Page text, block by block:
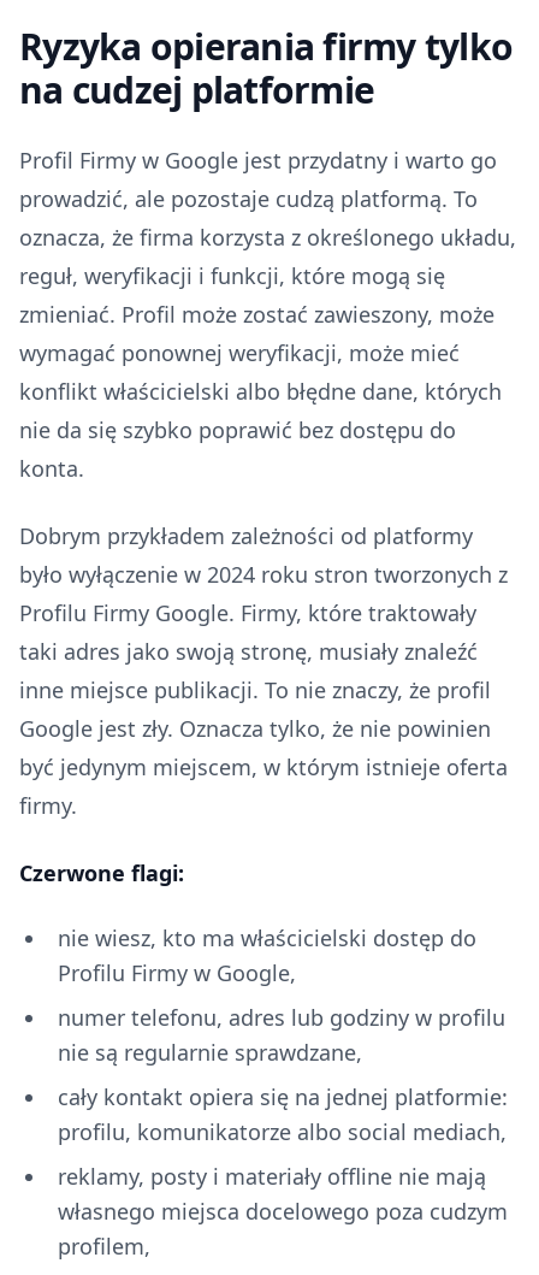
Ryzyka opierania firmy tylko
na cudzej platformie
Profil Firmy w Google jest przydatny i warto go
prowadzić, ale pozostaje cudzą platformą. To
oznacza, że firma korzysta z określonego układu,
reguł, weryfikacji i funkcji, które mogą się
zmieniać. Profil może zostać zawieszony, może
wymagać ponownej weryfikacji, może mieć
konflikt właścicielski albo błędne dane, których
nie da się szybko poprawić bez dostępu do
konta.
Dobrym przykładem zależności od platformy
było wyłączenie w 2024 roku stron tworzonych z
Profilu Firmy Google. Firmy, które traktowały
taki adres jako swoją stronę, musiały znaleźć
inne miejsce publikacji. To nie znaczy, że profil
Google jest zły. Oznacza tylko, że nie powinien
być jedynym miejscem, w którym istnieje oferta
firmy.
Czerwone flagi:
nie wiesz, kto ma właścicielski dostęp do
Profilu Firmy w Google,
numer telefonu, adres lub godziny w profilu
nie są regularnie sprawdzane,
cały kontakt opiera się na jednej platformie:
profilu, komunikatorze albo social mediach,
reklamy, posty i materiały offline nie mają
własnego miejsca docelowego poza cudzym
profilem,